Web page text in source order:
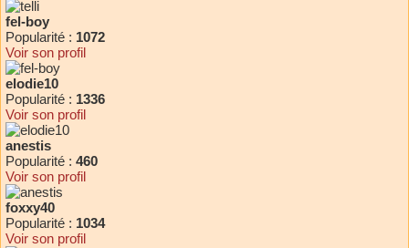
fel-boy
Popularité : 1072
Voir son profil
elodie10
Popularité : 1336
Voir son profil
anestis
Popularité : 460
Voir son profil
foxxy40
Popularité : 1034
Voir son profil